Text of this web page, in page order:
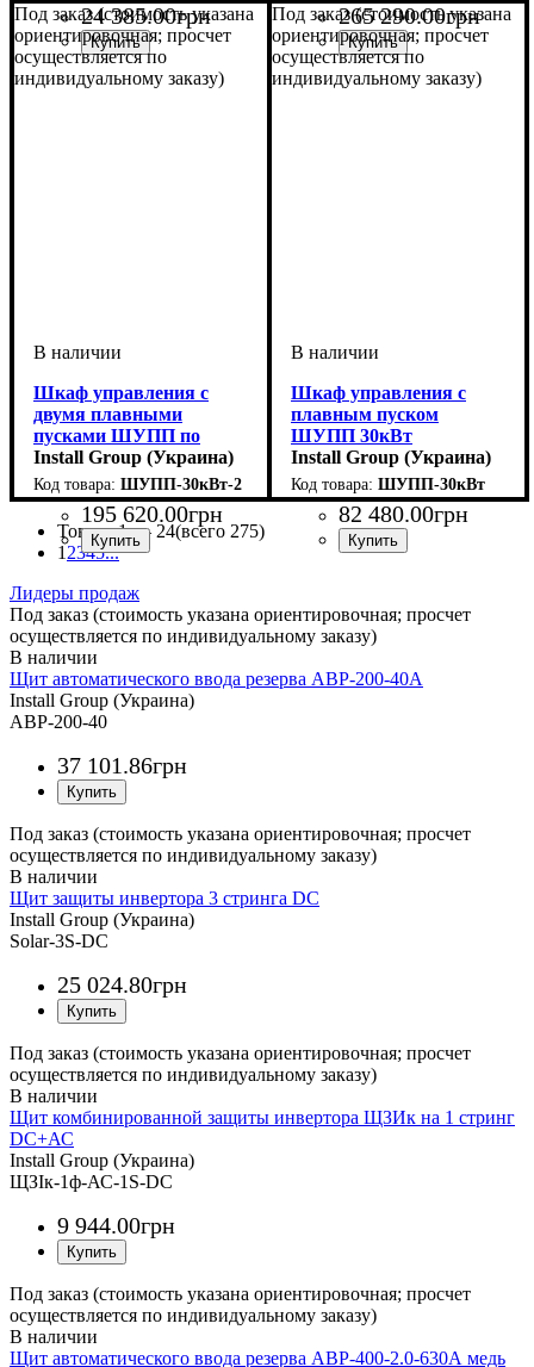
24 385.00грн 265 290.00грн
Под заказ (стоимость указана
ориентировочная; просчет
осуществляется по
индивидуальному заказу)
Шкаф управления с
двумя плавными
пусками ШУПП по
30кВт
Install Group (Украина)
ШУПП-30кВт-2
195 620.00грн
Под заказ (стоимость указана
ориентировочная; просчет
осуществляется по
индивидуальному заказу)
Шкаф управления с
плавным пуском
ШУПП 30кВт
Install Group (Украина)
ШУПП-30кВт
82 480.00грн
Товары1 — 24(всего 275)
1 2345...
Лидеры продаж
Под заказ (стоимость указана ориентировочная; просчет
осуществляется по индивидуальному заказу)
Щит автоматического ввода резерва АВР-200-40А
Install Group (Украина)
АВР-200-40
37 101.86грн
Под заказ (стоимость указана ориентировочная; просчет
осуществляется по индивидуальному заказу)
Щит защиты инвертора 3 стринга DC
Install Group (Украина)
Solar-3S-DC
25 024.80грн
Под заказ (стоимость указана ориентировочная; просчет
осуществляется по индивидуальному заказу)
Щит комбинированной защиты инвертора ЩЗИк на 1 стринг
DC+АС
Install Group (Украина)
ЩЗІк-1ф-АС-1S-DC
9 944.00грн
Под заказ (стоимость указана ориентировочная; просчет
осуществляется по индивидуальному заказу)
Щит автоматического ввода резерва АВР-400-2.0-630А медь